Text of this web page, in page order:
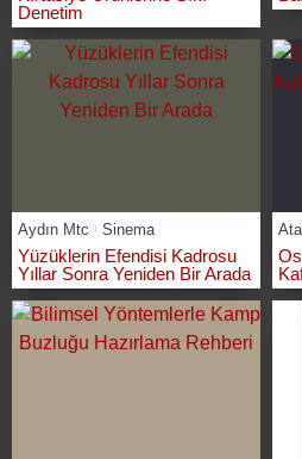
Denetim
Aydın Mtc Sinema
Yüzüklerin Efendisi Kadrosu
Yıllar Sonra Yeniden Bir Arada